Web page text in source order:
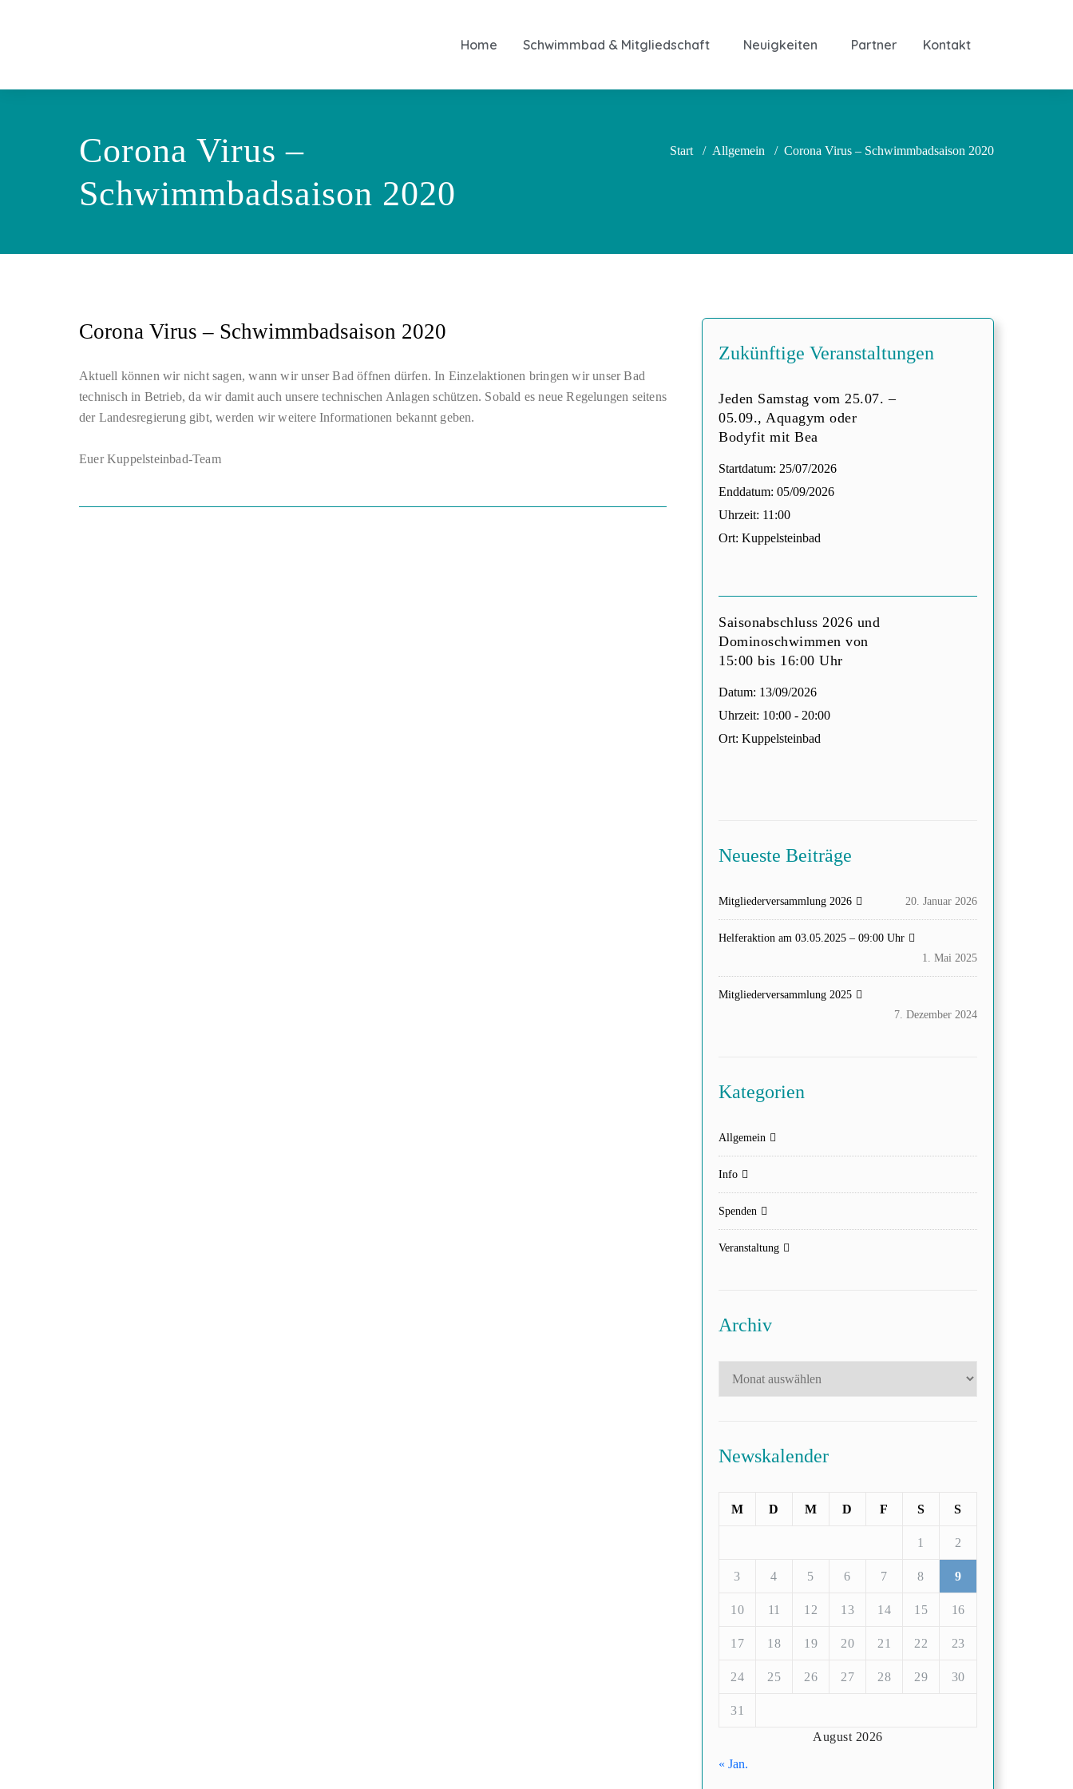
Home Schwimmbad & Mitgliedschaft Neuigkeiten Partner Kontakt
Corona Virus –
Schwimmbadsaison 2020
Start / Allgemein / Corona Virus – Schwimmbadsaison 2020
Corona Virus – Schwimmbadsaison 2020
Aktuell können wir nicht sagen, wann wir unser Bad öffnen dürfen. In Einzelaktionen bringen wir unser Bad
technisch in Betrieb, da wir damit auch unsere technischen Anlagen schützen. Sobald es neue Regelungen seitens
der Landesregierung gibt, werden wir weitere Informationen bekannt geben.
Euer Kuppelsteinbad-Team
Zukünftige Veranstaltungen
Jeden Samstag vom 25.07. –
05.09., Aquagym oder
Bodyfit mit Bea
Startdatum: 25/07/2026
Enddatum: 05/09/2026
Uhrzeit: 11:00
Ort: Kuppelsteinbad
Saisonabschluss 2026 und
Dominoschwimmen von
15:00 bis 16:00 Uhr
Datum: 13/09/2026
Uhrzeit: 10:00 - 20:00
Ort: Kuppelsteinbad
Neueste Beiträge
Mitgliederversammlung 2026 20. Januar 2026
Helferaktion am 03.05.2025 – 09:00 Uhr
1. Mai 2025
Mitgliederversammlung 2025
7. Dezember 2024
Kategorien
Allgemein
Info
Spenden
Veranstaltung
Archiv
Newskalender
August 2026
M D M D F S S
1 2
3 4 5 6 7 8 9
10 11 12 13 14 15 16
17 18 19 20 21 22 23
24 25 26 27 28 29 30
31
« Jan.